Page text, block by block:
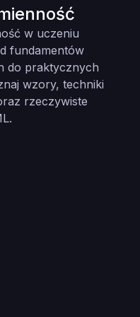
w uczeniu
fundamentów
do praktycznych
wzory, techniki
rzeczywiste